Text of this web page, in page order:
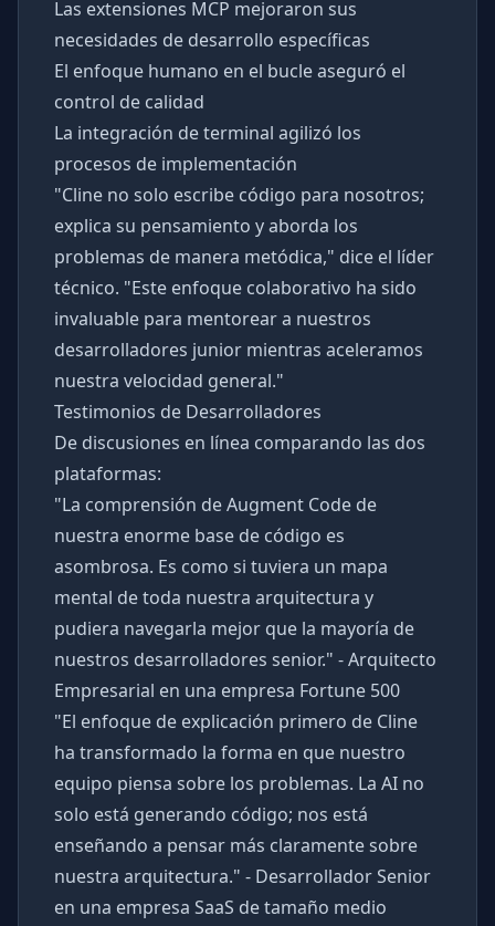
Las extensiones MCP mejoraron sus
necesidades de desarrollo específicas
El enfoque humano en el bucle aseguró el
control de calidad
La integración de terminal agilizó los
procesos de implementación
"Cline no solo escribe código para nosotros;
explica su pensamiento y aborda los
problemas de manera metódica," dice el líder
técnico. "Este enfoque colaborativo ha sido
invaluable para mentorear a nuestros
desarrolladores junior mientras aceleramos
nuestra velocidad general."
Testimonios de Desarrolladores
De discusiones en línea comparando las dos
plataformas:
"La comprensión de Augment Code de
nuestra enorme base de código es
asombrosa. Es como si tuviera un mapa
mental de toda nuestra arquitectura y
pudiera navegarla mejor que la mayoría de
nuestros desarrolladores senior." - Arquitecto
Empresarial en una empresa Fortune 500
"El enfoque de explicación primero de Cline
ha transformado la forma en que nuestro
equipo piensa sobre los problemas. La AI no
solo está generando código; nos está
enseñando a pensar más claramente sobre
nuestra arquitectura." - Desarrollador Senior
en una empresa SaaS de tamaño medio